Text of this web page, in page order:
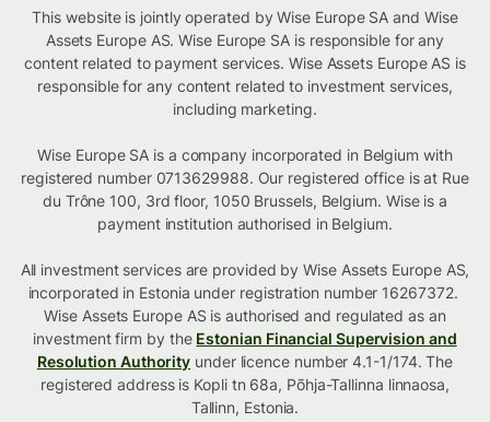
This website is jointly operated by Wise Europe SA and Wise
Assets Europe AS. Wise Europe SA is responsible for any
content related to payment services. Wise Assets Europe AS is
responsible for any content related to investment services,
including marketing.
Wise Europe SA is a company incorporated in Belgium with
registered number 0713629988. Our registered office is at Rue
du Trône 100, 3rd floor, 1050 Brussels, Belgium. Wise is a
payment institution authorised in Belgium.
All investment services are provided by Wise Assets Europe AS,
incorporated in Estonia under registration number 16267372.
Wise Assets Europe AS is authorised and regulated as an
investment firm by the Estonian Financial Supervision and
Resolution Authority under licence number 4.1-1/174. The
registered address is Kopli tn 68a, Põhja-Tallinna linnaosa,
Tallinn, Estonia.